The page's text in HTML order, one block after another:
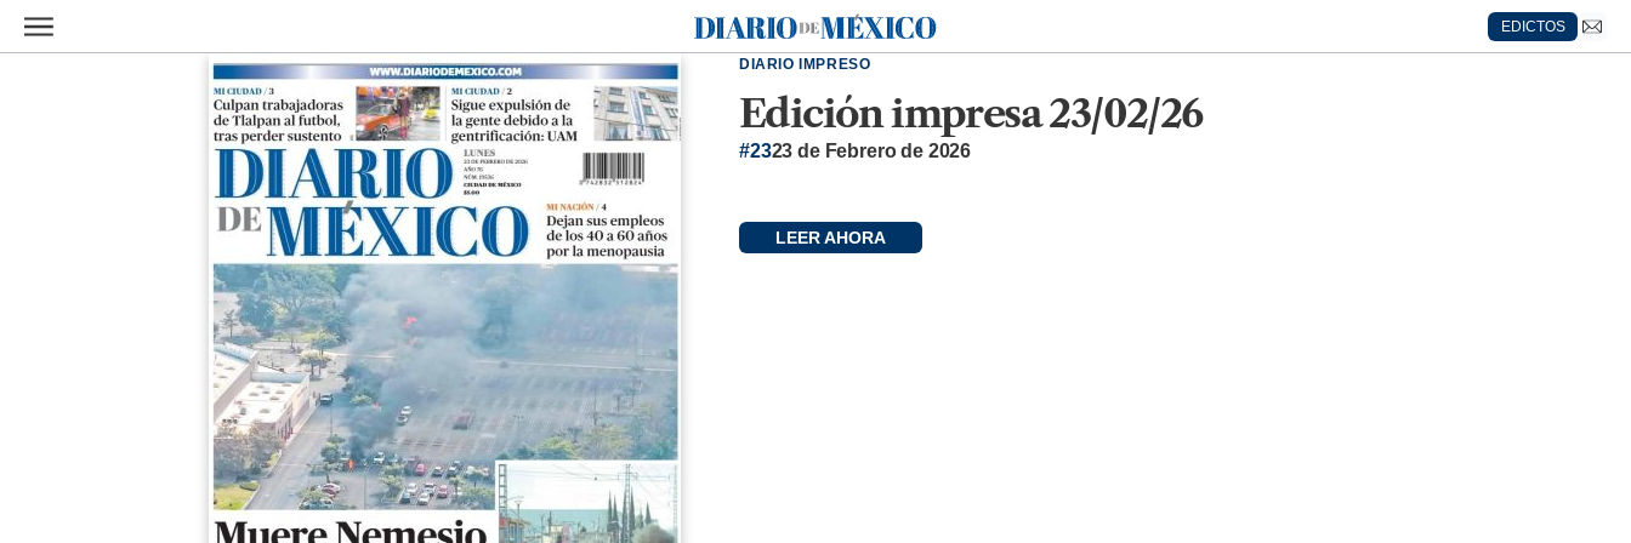
Ir al contenido principal
Diario de México
EDICTOS
DIARIO IMPRESO
Edición impresa 23/02/26
#2323 de Febrero de 2026
LEER AHORA